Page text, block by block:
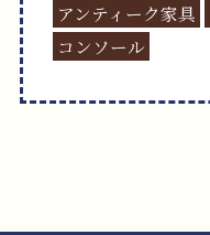
アンティーク家具
コンソール